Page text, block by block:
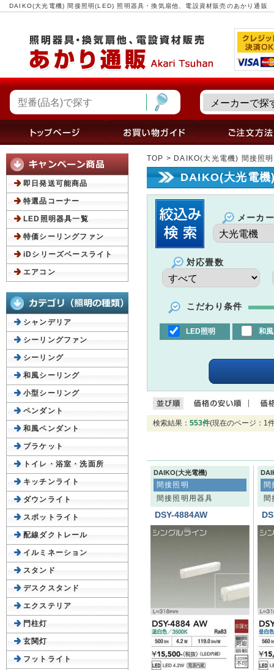
DAIKO(大光電機) 間接照明(LED) 照明器具・換気扇他、電設資材販売のあかり通販
TOP > DAIKO(大光電機) 間接照明
DAIKO(大光電機
メーカー
対応畳数
こだわり条件
LED照明 和
検索結果： 553件(現在のページ：1
DAIKO(大光電機)
間接照明
間接照明用器具
DSY-4884AW
間
間
即日発送可能商品
特選品コーナー
LED照明器具一覧
特価シーリングファン
iDシリーズベースライト
エアコン
シャンデリア
シーリングファン
シーリング
和風シーリング
小型シーリング
ペンダント
和風ペンダント
ブラケット
トイレ・浴室・洗面所
キッチンライト
ダウンライト
スポットライト
配線ダクトレール
イルミネーション
スタンド
デスクスタンド
エクステリア
門柱灯
玄関灯
フットライト